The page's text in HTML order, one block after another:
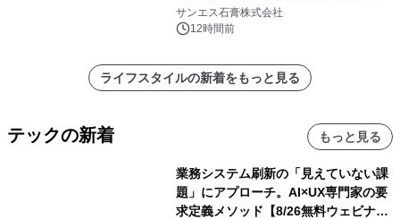
れました。
サンエス石膏株式会社
12時間前
ライフスタイルの新着をもっと見る
テックの新着 もっと見る
業務システム刷新の「見えていない課
題」にアプローチ。AI×UX専門家の要
求定義メソッド【8/26無料ウェビナ